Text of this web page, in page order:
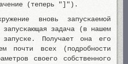
(теперь "]").
вновь запускаемой
запускающая задача (в нашем
Получает она его
почти всех (подробности
своего собственного